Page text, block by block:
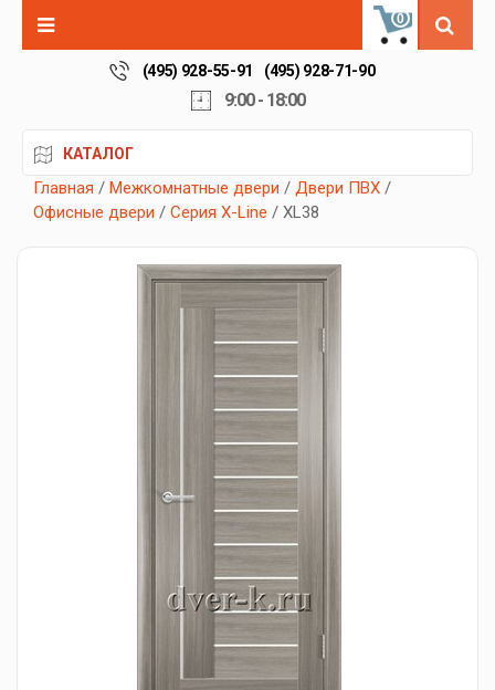
0
(495) 928-55-91 (495) 928-71-90
9:00 - 18:00
КАТАЛОГ
Главная / Межкомнатные двери / Двери ПВХ /
Офисные двери / Серия X-Line / XL38